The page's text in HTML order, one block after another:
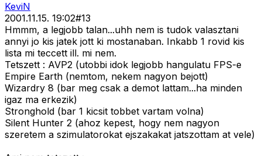
KeviN
2001.11.15. 19:02#13
Hmmm, a legjobb talan...uhh nem is tudok valasztani
annyi jo kis jatek jott ki mostanaban. Inkabb 1 rovid kis
lista mi teccett ill. mi nem.
Tetszett : AVP2 (utobbi idok legjobb hangulatu FPS-e
Empire Earth (nemtom, nekem nagyon bejott)
Wizardry 8 (bar meg csak a demot lattam...ha minden
igaz ma erkezik)
Stronghold (bar 1 kicsit tobbet vartam volna)
Silent Hunter 2 (ahoz kepest, hogy nem nagyon
szeretem a szimulatorokat ejszakakat jatszottam at vele)